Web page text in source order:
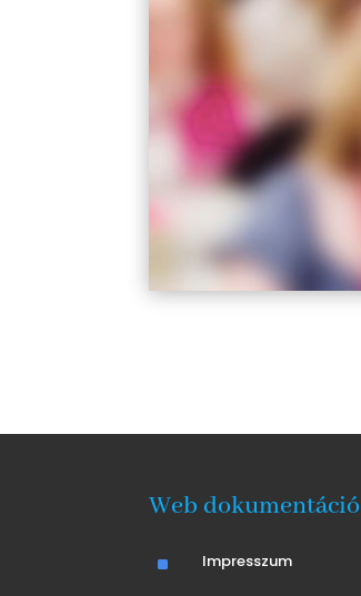
Web dokumentáció
^ Impresszum